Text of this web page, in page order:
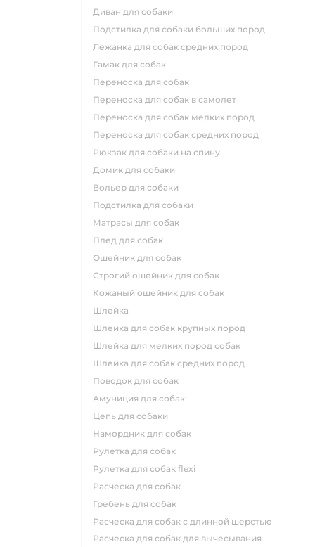
диван для собаки
подстилка для собаки больших пород
лежанка для собак средних пород
гамак для собак
переноска для собак
переноска для собак в самолет
переноска для собак мелких пород
переноска для собак средних пород
рюкзак для собаки на спину
домик для собаки
вольер для собаки
подстилка для собаки
матрасы для собак
плед для собак
ошейник для собак
строгий ошейник для собак
кожаный ошейник для собак
шлейка
шлейка для собак крупных пород
шлейка для мелких пород собак
шлейка для собак средних пород
поводок для собак
амуниция для собак
цепь для собаки
намордник для собак
рулетка для собак
рулетка для собак flexi
расческа для собак
гребень для собак
расческа для собак с длинной шерстью
расческа для собак для вычесывания